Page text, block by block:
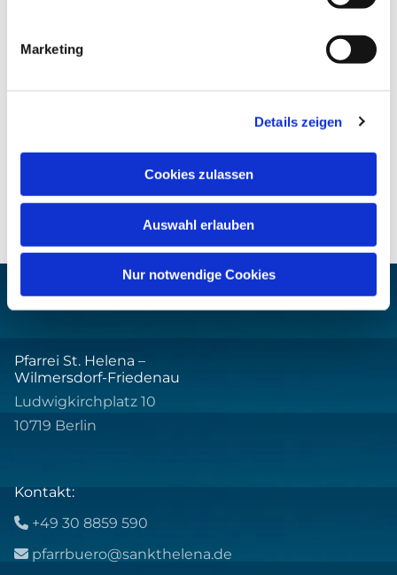
Marketing
Details zeigen
Cookies zulassen
Auswahl erlauben
Nur notwendige Cookies
Pfarrei St. Helena –
Wilmersdorf-Friedenau
Ludwigkirchplatz 10
10719 Berlin
Kontakt:
 +49 30 8859 590
 pfarrbuero@sankthelena.de